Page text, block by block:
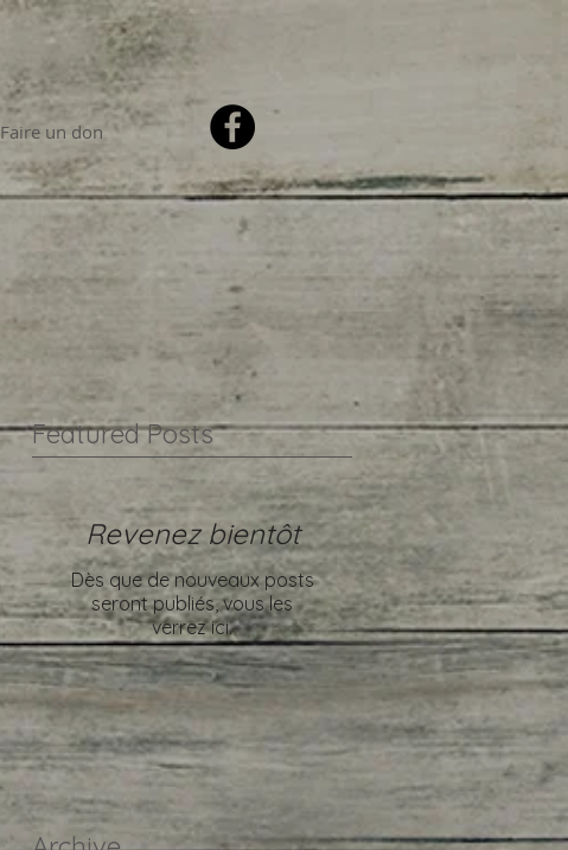
Faire un don
Featured Posts
Revenez bientôt
Dès que de nouveaux posts
seront publiés, vous les
verrez ici.